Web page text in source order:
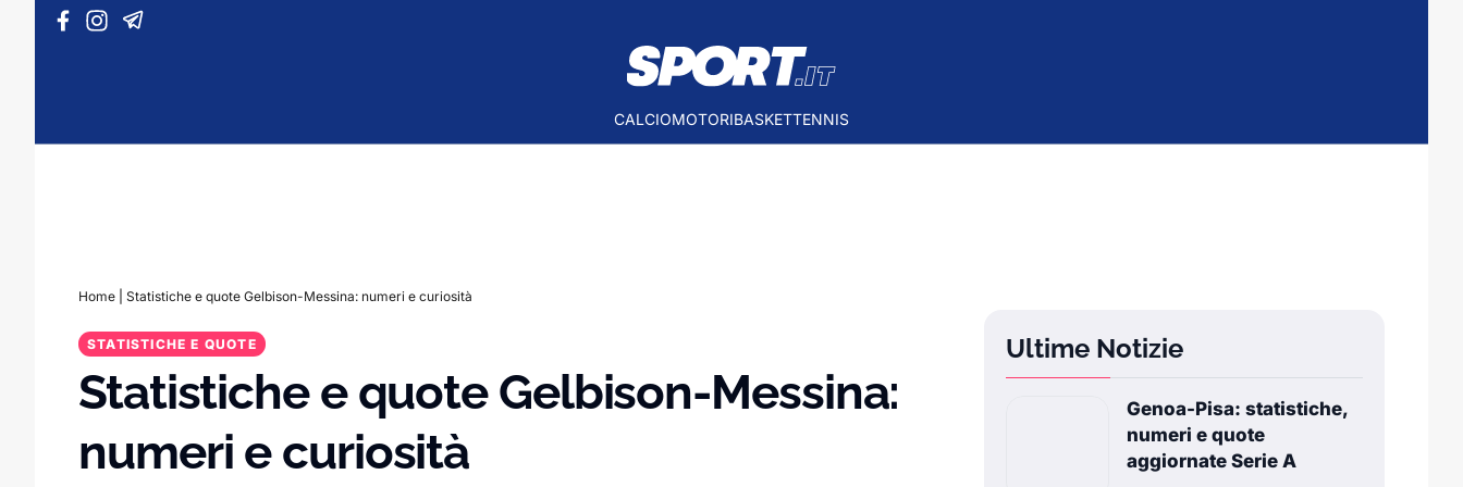
Vai al contenuto
CALCIOMOTORIBASKETTENNIS
Home Statistiche e quote Gelbison-Messina: numeri e curiosità
STATISTICHE E QUOTE
Statistiche e quote Gelbison-Messina:
numeri e curiosità
Ultime Notizie
Genoa-Pisa: statistiche,
numeri e quote
aggiornate Serie A